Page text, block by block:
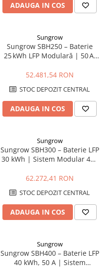
ADAUGA IN COS
Sungrow
Sungrow SBH250 – Baterie
25 kWh LFP Modulară | 50 A,
52.481,54 RON
STOC DEPOZIT CENTRAL
ADAUGA IN COS
Sungrow
Sungrow SBH300 – Baterie LFP
30 kWh | Sistem Modular 48V
62.272,41 RON
STOC DEPOZIT CENTRAL
ADAUGA IN COS
Sungrow
Sungrow SBH400 – Baterie LFP
40 kWh, 50 A | Sistem